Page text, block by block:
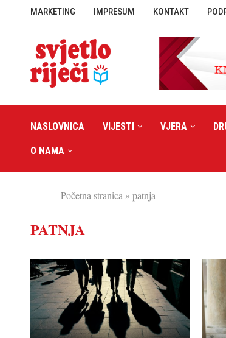
MARKETING IMPRESUM KONTAKT
NASLOVNICA VIJESTI VJERA
O NAMA
Početna stranica » patnja
PATNJA